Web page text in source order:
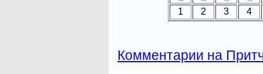
1 2 3 4
Комментарии на